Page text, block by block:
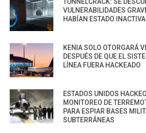
VULNERABILIDADES
HABÍAN ESTADO
KENIA SOLO OTORGARÁ
DESPUÉS DE QUE EL
LÍNEA FUERA HACKEADO
ESTADOS UNIDOS
MONITOREO DE
PARA ESPIAR BASES
SUBTERRÁNEAS